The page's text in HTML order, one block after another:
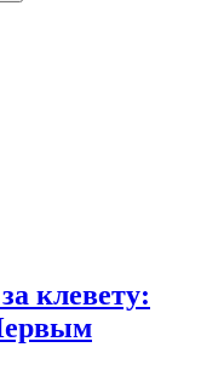
клевету: